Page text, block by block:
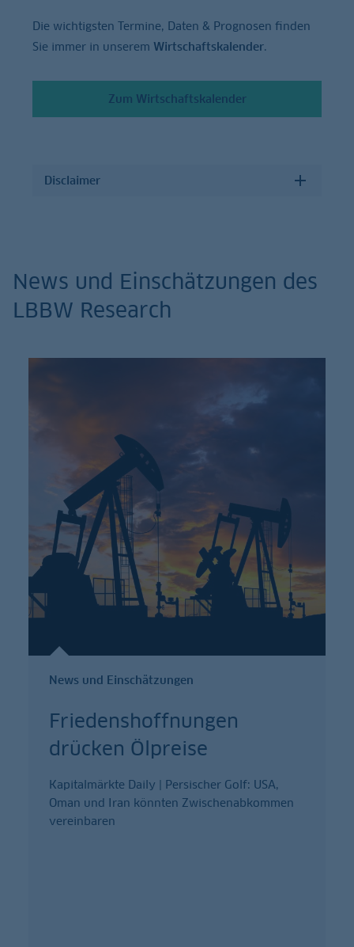
Die wichtigsten Termine, Daten & Prognosen finden
Sie immer in unserem Wirtschaftskalender.
Zum Wirtschaftskalender
Disclaimer
News und Einschätzungen des
LBBW Research
News und Einschätzungen
Friedenshoffnungen
drücken Ölpreise
Kapitalmärkte Daily | Persischer Golf: USA,
Oman und Iran könnten Zwischenabkommen
vereinbaren